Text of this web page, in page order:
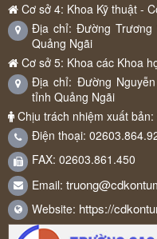
Cơ sở 4: Khoa Kỹ thuật -
Địa chỉ: Đường Trương
Quảng Ngãi
Cơ sở 5: Khoa các Khoa
Địa chỉ: Đường
tỉnh Quảng Ngãi
Chịu trách nhiệm xuất
Điện thoại:
FAX: 02603.861.450
Email:
Website: https://